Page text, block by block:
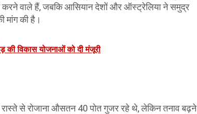
करने वाले हैं, जबकि आसियान देशों और ऑस्ट्रेलिया ने समुद्र
मांग की है।
की विकास योजनाओं को दी मंजूरी
रास्ते से रोजाना औसतन 40 पोत गुजर रहे थे, लेकिन तनाव बढ़ने